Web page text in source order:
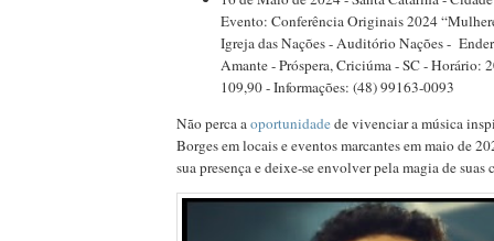
Evento: Conferência Originais 2024
Igreja das Nações - Auditório Nações -
Amante - Próspera, Criciúma - SC - Horário:
109,90 - Informações: (48) 99163-0093
Não perca aoportunidadede vivenciar a música
Borges em locais e eventos marcantes em maio de
sua presença e deixe-se envolver pela magia de suas